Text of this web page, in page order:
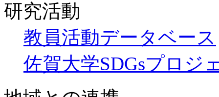
研究活動
教員活動データベース
佐賀大学SDGsプロジ